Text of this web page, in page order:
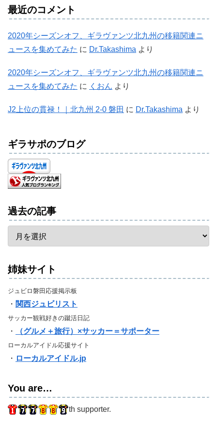
最近のコメント
2020年シーズンオフ、ギラヴァンツ北九州の移籍関連ニ
ュースを集めてみた に Dr.Takashima より
2020年シーズンオフ、ギラヴァンツ北九州の移籍関連ニ
ュースを集めてみた に くおん より
J2上位の貫禄！｜北九州 2-0 磐田 に Dr.Takashima より
ギラサポのブログ
過去の記事
姉妹サイト
ジュビロ磐田応援掲示板
・ 関西ジュビリスト
サッカー観戦好きの蹴活日記
・ （グルメ＋旅行）×サッカー＝サポーター
ローカルアイドル応援サイト
・ ローカルアイドル.jp
You are…
th supporter.